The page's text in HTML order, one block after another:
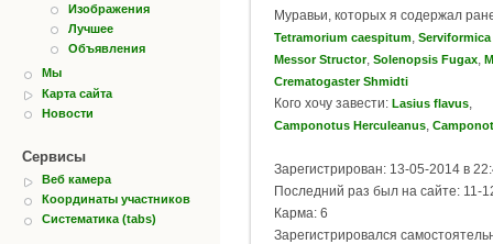
Изображения
Лучшее
Объявления
Мы
Карта сайта
Новости
Сервисы
Веб камера
Координаты участников
Систематика (tabs)
Муравьи, которых я содержал
Tetramorium caespitum
Messor Structor, Solenopsis Fugax
Crematogaster Shmidti
Кого хочу завести: Lasius flavus
Camponotus Herculeanus
Зарегистрирован: 13-05-2014 в
Последний раз был на сайте: 11-
Карма: 6
Зарегистрировался